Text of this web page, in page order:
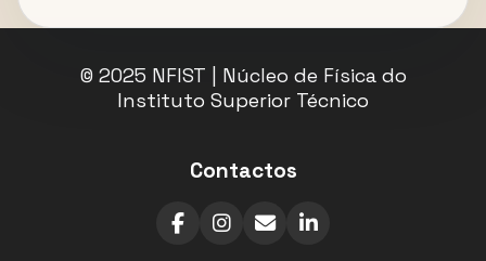
© 2025 NFIST | Núcleo de Física do
Instituto Superior Técnico
Contactos